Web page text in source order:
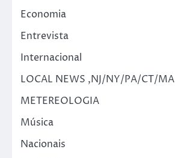
Economia
Entrevista
Internacional
LOCAL NEWS ,NJ/NY/PA/CT/MA
METEREOLOGIA
Música
Nacionais